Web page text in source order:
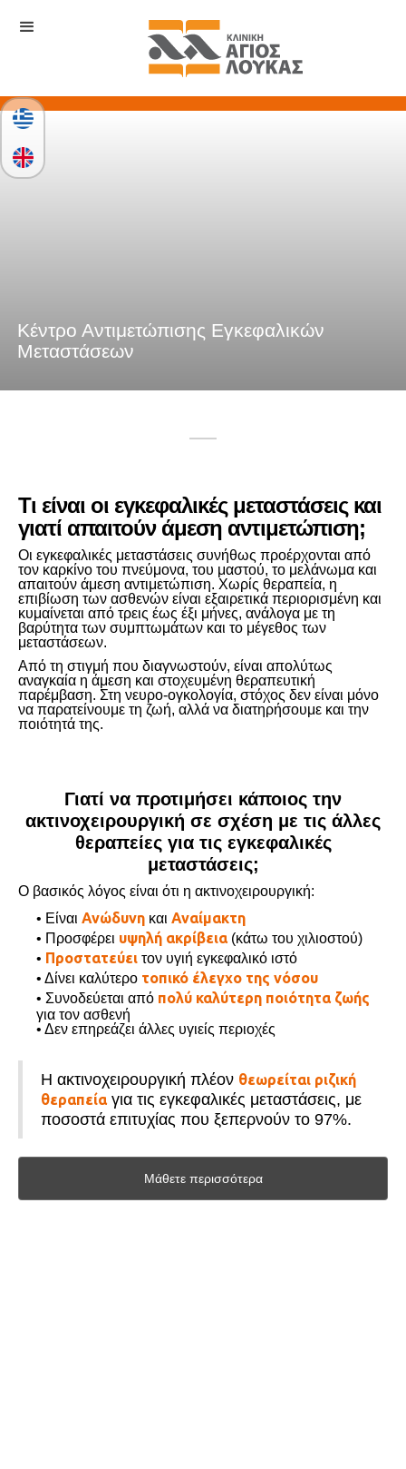
Κέντρο Αντιμετώπισης Εγκεφαλικών
Μεταστάσεων
Τι είναι οι εγκεφαλικές μεταστάσεις και
γιατί απαιτούν άμεση αντιμετώπιση;
Οι εγκεφαλικές μεταστάσεις συνήθως προέρχονται από
τον καρκίνο του πνεύμονα, του μαστού, το μελάνωμα και
απαιτούν άμεση αντιμετώπιση. Χωρίς θεραπεία, η
επιβίωση των ασθενών είναι εξαιρετικά περιορισμένη και
κυμαίνεται από τρεις έως έξι μήνες, ανάλογα με τη
βαρύτητα των συμπτωμάτων και το μέγεθος των
μεταστάσεων.
Από τη στιγμή που διαγνωστούν, είναι απολύτως
αναγκαία η άμεση και στοχευμένη θεραπευτική
παρέμβαση. Στη νευρο-ογκολογία, στόχος δεν είναι μόνο
να παρατείνουμε τη ζωή, αλλά να διατηρήσουμε και την
ποιότητά της.
Γιατί να προτιμήσει κάποιος την
ακτινοχειρουργική σε σχέση με τις άλλες
θεραπείες για τις εγκεφαλικές
μεταστάσεις;
Ο βασικός λόγος είναι ότι η ακτινοχειρουργική:
• Είναι Ανώδυνη και Αναίμακτη
• Προσφέρει υψηλή ακρίβεια(κάτω του χιλιοστού)
• Προστατεύει τον υγιή εγκεφαλικό ιστό
• Δίνει καλύτερο τοπικό έλεγχο της νόσου
• Συνοδεύεται από πολύ καλύτερη ποιότητα ζωής
για τον ασθενή
• Δεν επηρεάζει άλλες υγιείς περιοχές
Η ακτινοχειρουργική πλέον θεωρείται ριζική
θεραπείαγια τις εγκεφαλικές μεταστάσεις, με
ποσοστά επιτυχίας που ξεπερνούν το 97%.
Μάθετε περισσότερα